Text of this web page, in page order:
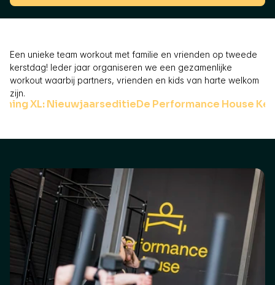
Een unieke team workout met familie en vrienden op tweede
kerstdag! Ieder jaar organiseren we een gezamenlijke
workout waarbij partners, vrienden en kids van harte welkom
zijn.
XL: NieuwjaarseditieDe Performance House